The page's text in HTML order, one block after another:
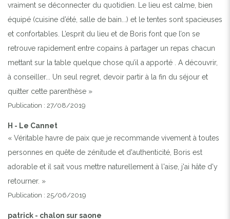
vraiment se déconnecter du quotidien. Le lieu est calme, bien
équipé (cuisine d’été, salle de bain...) et le tentes sont spacieuses
et confortables. L’esprit du lieu et de Boris font que l’on se
retrouve rapidement entre copains à partager un repas chacun
mettant sur la table quelque chose qu’il a apporté . A découvrir,
à conseiller... Un seul regret, devoir partir à la fin du séjour et
quitter cette parenthèse »
Publication : 27/08/2019
H - Le Cannet
« Véritable havre de paix que je recommande vivement à toutes
personnes en quête de zénitude et d'authenticité, Boris est
adorable et il sait vous mettre naturellement à l'aise, j'ai hâte d'y
retourner. »
Publication : 25/06/2019
patrick - chalon sur saone